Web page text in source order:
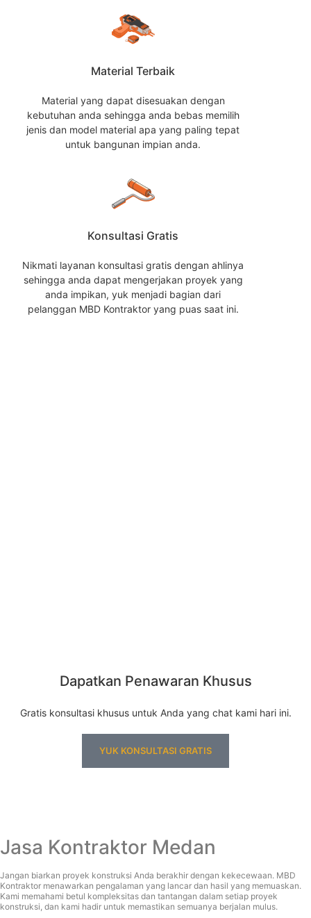
Material Terbaik
Material yang dapat disesuakan dengan
kebutuhan anda sehingga anda bebas memilih
jenis dan model material apa yang paling tepat
untuk bangunan impian anda.
Konsultasi Gratis
Nikmati layanan konsultasi gratis dengan ahlinya
sehingga anda dapat mengerjakan proyek yang
anda impikan, yuk menjadi bagian dari
pelanggan MBD Kontraktor yang puas saat ini.
Dapatkan Penawaran Khusus
Gratis konsultasi khusus untuk Anda yang chat kami hari ini.
YUK KONSULTASI GRATIS
Jasa Kontraktor Medan
Jangan biarkan proyek konstruksi Anda berakhir dengan kekecewaan. MBD
Kontraktor menawarkan pengalaman yang lancar dan hasil yang memuaskan.
Kami memahami betul kompleksitas dan tantangan dalam setiap proyek
konstruksi, dan kami hadir untuk memastikan semuanya berjalan mulus.